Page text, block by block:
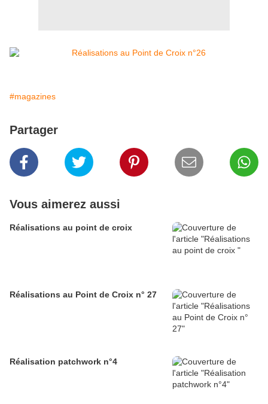
#magazines
Partager
Vous aimerez aussi
Réalisations au point de croix
Réalisations au Point de Croix n° 27
Réalisation patchwork n°4